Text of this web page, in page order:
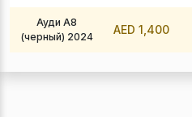
Ауди А8
(черный) 2024
AED 1,400